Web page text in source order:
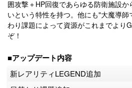
囲攻撃＋HP回復であらゆる防衛施設
いという特性を持つ。他にも"大魔導
わり課題によって資源がこれまでより
ぞ！
■アップデート内容
新レアリティLEGEND追加